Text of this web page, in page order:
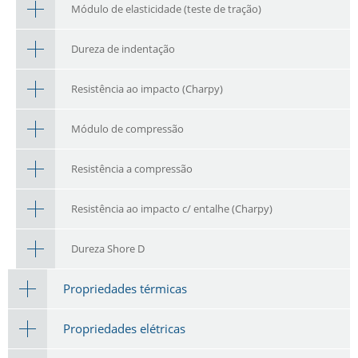
Módulo de elasticidade (teste de tração)
Dureza de indentação
Resistência ao impacto (Charpy)
Módulo de compressão
Resistência a compressão
Resistência ao impacto c/ entalhe (Charpy)
Dureza Shore D
Propriedades térmicas
Propriedades elétricas